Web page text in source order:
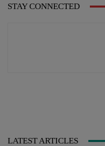
STAY CONNECTED
LATEST ARTICLES